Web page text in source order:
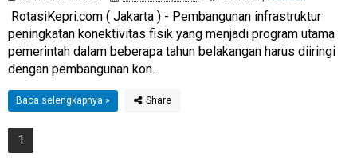
RotasiKepri.com ( Jakarta ) - Pembangunan infrastruktur
peningkatan konektivitas fisik yang menjadi program utama
pemerintah dalam beberapa tahun belakangan harus diiringi
dengan pembangunan kon...
Baca selengkapnya »
1